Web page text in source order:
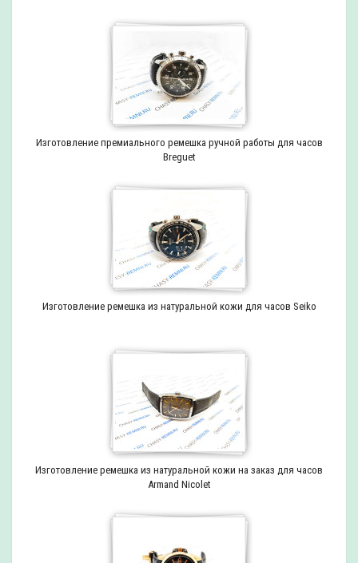
Изготовление премиального ремешка ручной работы для часов
Breguet
Изготовление ремешка из натуральной кожи для часов Seiko
Изготовление ремешка из натуральной кожи на заказ для часов
Armand Nicolet